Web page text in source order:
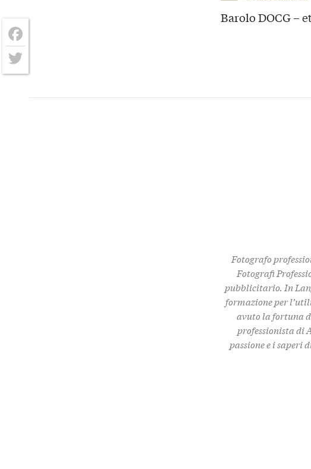
Barolo DOCG –
Fotografo
Fotografi
pubblicitario. In
formazione per
avuto la fortuna
professionista di
passione e i saperi
Facebook
Twitter